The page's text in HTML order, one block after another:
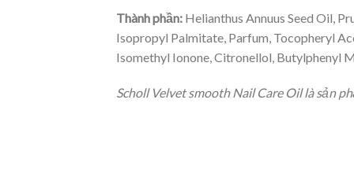
Thành phần: Helianthus Annuus Seed Oil,
Isopropyl Palmitate, Parfum, Tocopheryl
Isomethyl Ionone, Citronellol, Butylphenyl
Scholl Velvet smooth Nail Care Oil là sản